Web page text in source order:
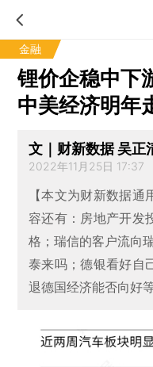
金融
锂价企稳中下
中美经济明年
文｜财新数据 吴正
2022年11月25日 17:37
【本文为财新数据
容还有：房地产开发
格；瑞信的客户流向
泰来吗；德银看好自
退德国经济能否向好